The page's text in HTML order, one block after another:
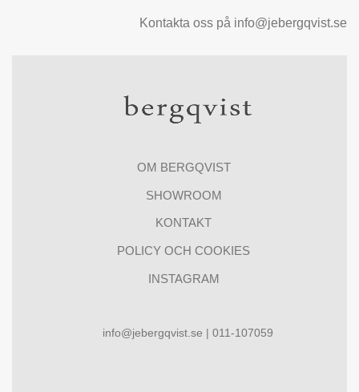
Kontakta oss på info@jebergqvist.se
OM BERGQVIST
SHOWROOM
KONTAKT
POLICY OCH COOKIES
INSTAGRAM
info@jebergqvist.se | 011-107059